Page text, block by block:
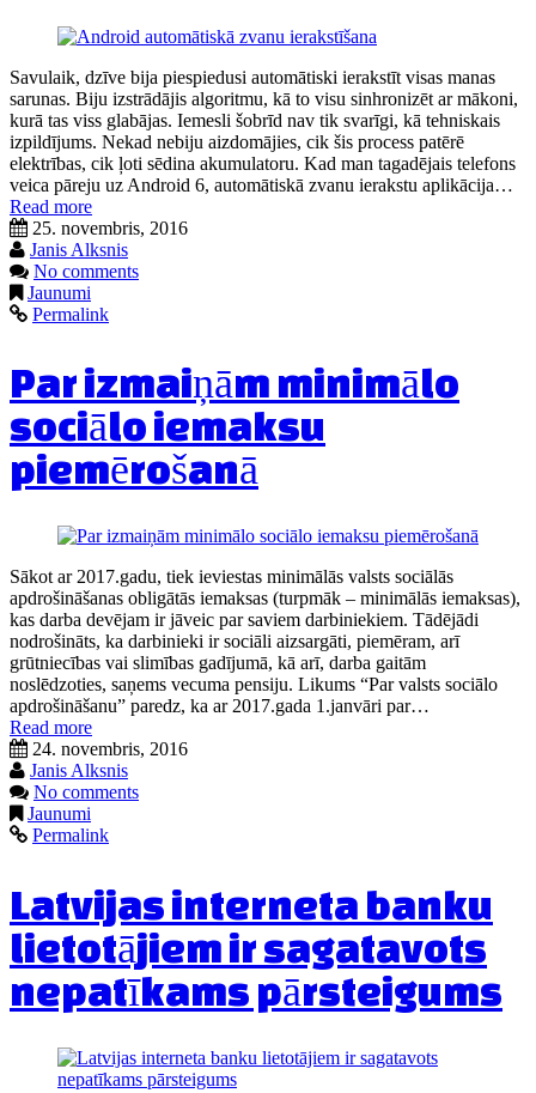
Savulaik, dzīve bija piespiedusi automātiski ierakstīt visas manas
sarunas. Biju izstrādājis algoritmu, kā to visu sinhronizēt ar mākoni,
kurā tas viss glabājas. Iemesli šobrīd nav tik svarīgi, kā tehniskais
izpildījums. Nekad nebiju aizdomājies, cik šis process patērē
elektrības, cik ļoti sēdina akumulatoru. Kad man tagadējais telefons
veica pāreju uz Android 6, automātiskā zvanu ierakstu aplikācija…
Read more
25. novembris, 2016
Janis Alksnis
No comments
Jaunumi
Permalink
Par izmaiņām minimālo
sociālo iemaksu
piemērošanā
Sākot ar 2017.gadu, tiek ieviestas minimālās valsts sociālās
apdrošināšanas obligātās iemaksas (turpmāk – minimālās iemaksas),
kas darba devējam ir jāveic par saviem darbiniekiem. Tādējādi
nodrošināts, ka darbinieki ir sociāli aizsargāti, piemēram, arī
grūtniecības vai slimības gadījumā, kā arī, darba gaitām
noslēdzoties, saņems vecuma pensiju. Likums “Par valsts sociālo
apdrošināšanu” paredz, ka ar 2017.gada 1.janvāri par…
Read more
24. novembris, 2016
Janis Alksnis
No comments
Jaunumi
Permalink
Latvijas interneta banku
lietotājiem ir sagatavots
nepatīkams pārsteigums